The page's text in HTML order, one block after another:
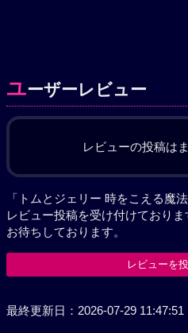
ユーザーレビュー
レビューの投稿は
「トムとジェリー 時をこえる魔
レビュー投稿を受け付けており
お待ちしております。
レビューを